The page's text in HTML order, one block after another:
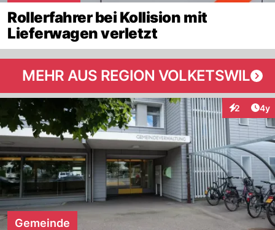
Rollerfahrer bei Kollision mit
Lieferwagen verletzt
MEHR AUS REGION VOLKETSWIL
2 4y
Gemeinde